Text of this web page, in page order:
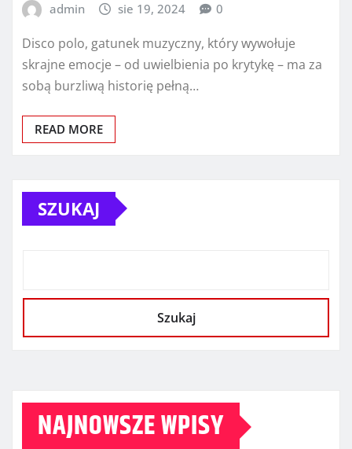
admin sie 19, 2024 0
Disco polo, gatunek muzyczny, który wywołuje
skrajne emocje – od uwielbienia po krytykę – ma za
sobą burzliwą historię pełną…
READ MORE
SZUKAJ
Szukaj
NAJNOWSZE WPISY